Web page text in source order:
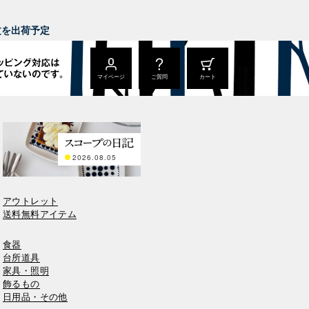
出荷予定
マイページ ご質問 カート
2026.08.05
アウトレット
送料無料アイテム
食器
台所道具
家具・照明
飾るもの
日用品・その他